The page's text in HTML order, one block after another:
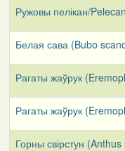
Ружовы пелікан/
Белая сава (Bubo
Рагаты жаўрук
Рагаты жаўрук
Горны свірстун